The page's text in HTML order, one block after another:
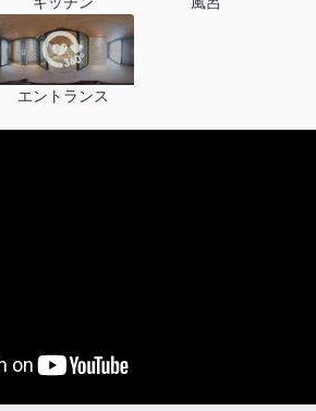
エントランス